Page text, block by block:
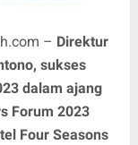
– Direktur
sukses
dalam ajang
Forum 2023
Four Seasons